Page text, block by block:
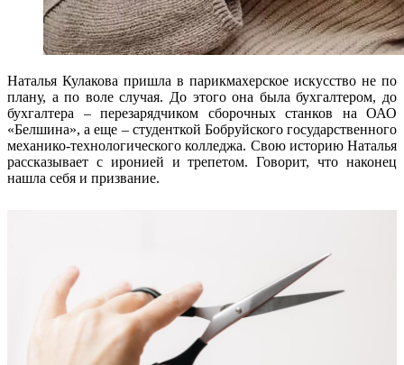
Наталья Кулакова пришла в парикмахерское искусство не по
плану, а по воле случая. До этого она была бухгалтером, до
бухгалтера – перезарядчиком сборочных станков на ОАО
«Белшина», а еще – студенткой Бобруйского государственного
механико-технологического колледжа. Свою историю Наталья
рассказывает с иронией и трепетом. Говорит, что наконец
нашла себя и призвание.